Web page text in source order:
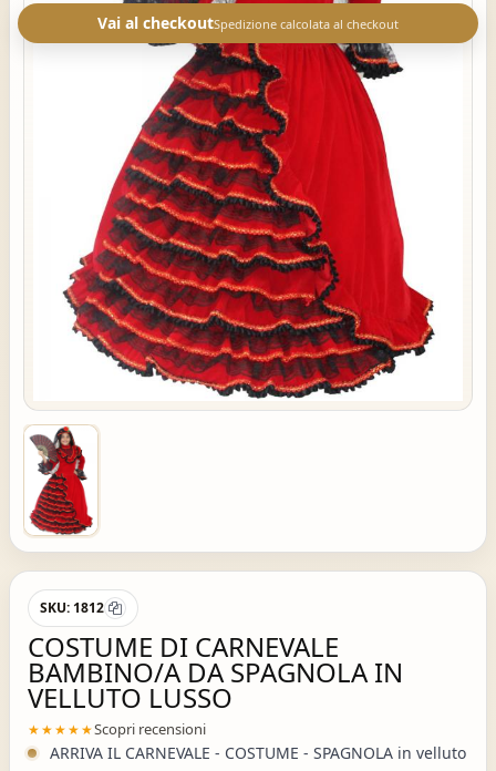
Vai al checkoutSpedizione calcolata al checkout
SKU: 1812
COSTUME DI CARNEVALE
BAMBINO/A DA SPAGNOLA IN
VELLUTO LUSSO
★★★★★Scopri recensioni
ARRIVA IL CARNEVALE - COSTUME - SPAGNOLA in velluto